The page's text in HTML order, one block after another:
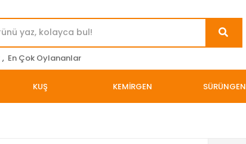
, En Çok Oylananlar
KUŞ KEMİRGEN SÜRÜNGEN